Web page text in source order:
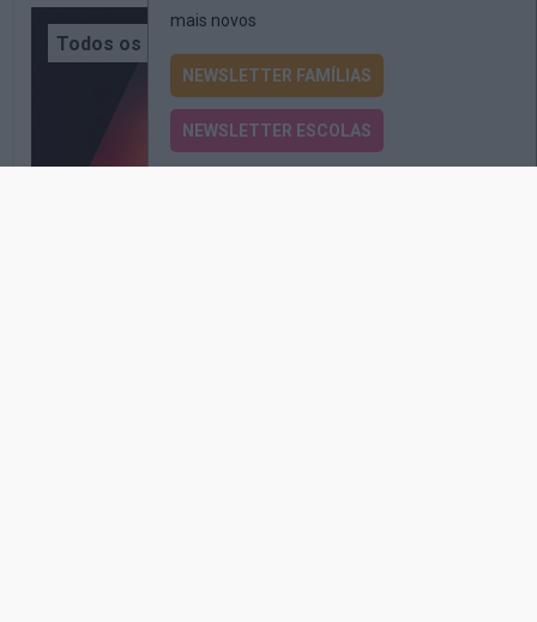
Todos os Públicos
mais novos
NEWSLETTER FAMÍLIAS
NEWSLETTER ESCOLAS